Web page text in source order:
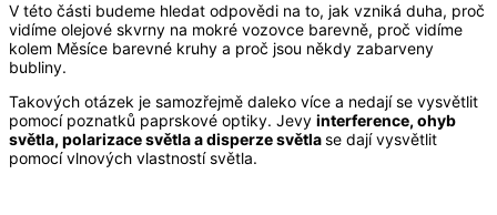
V této části budeme hledat odpovědi na to, jak vzniká duha, proč
vidíme olejové skvrny na mokré vozovce barevně, proč vidíme
kolem Měsíce barevné kruhy a proč jsou někdy zabarveny
bubliny.
Takových otázek je samozřejmě daleko více a nedají se vysvětlit
pomocí poznatků paprskové optiky. Jevy interference, ohyb
světla, polarizace světla a disperze světlase dají vysvětlit
pomocí vlnových vlastností světla.